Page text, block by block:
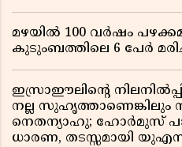
മഴയിൽ 100 വർഷം
കുടുംബത്തിലെ 6 പേർ
ഇസ്രാഈലിന്റെ
നല്ല സുഹൃത്താണെങ്കിലും
നെതന്യാഹു; ഹോർമുസ്
ധാരണ, തടസ്സമായി